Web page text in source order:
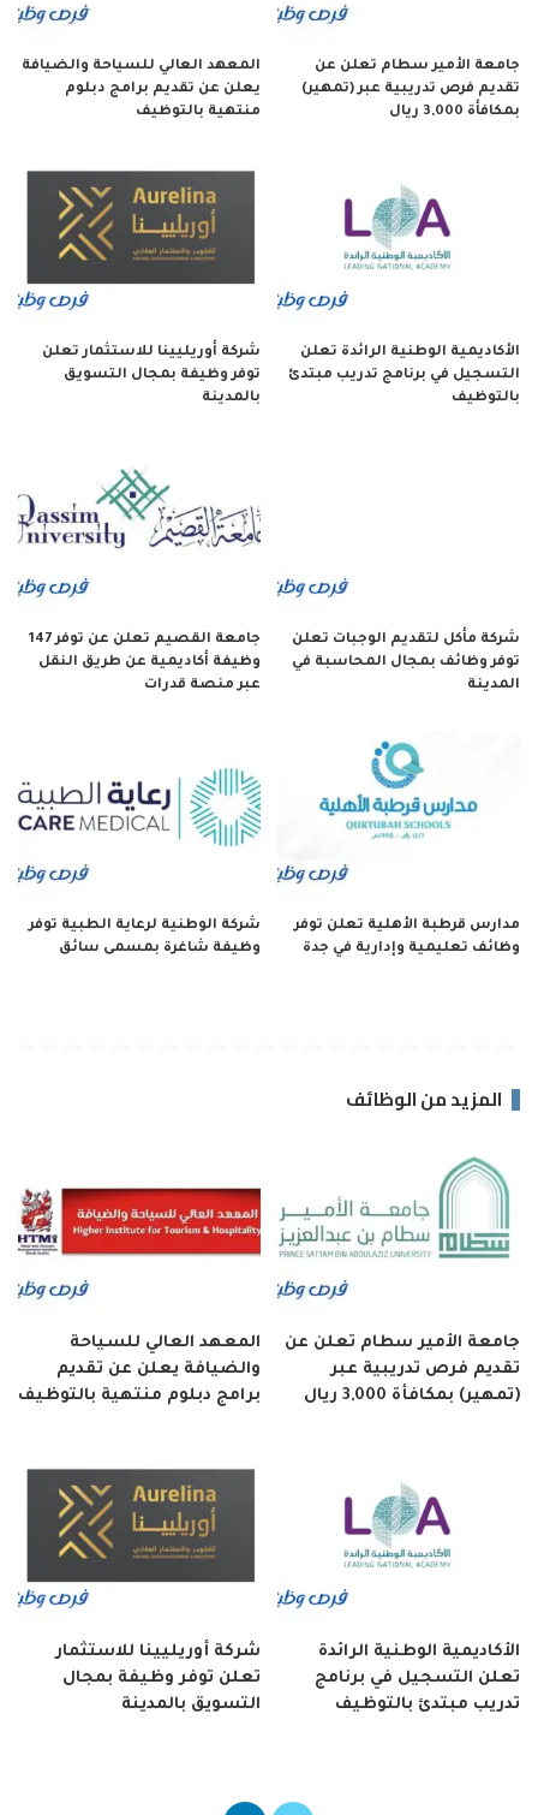
جامعة الأمير سطام تعلن عن
تقديم فرص تدريبية عبر (تمهير)
بمكافأة 3,000 ريال
المعهد العالي للسياحة والضيافة
يعلن عن تقديم برامج دبلوم
منتهية بالتوظيف
الأكاديمية الوطنية الرائدة تعلن
التسجيل في برنامج تدريب مبتدئ
بالتوظيف
شركة أوريليينا للاستثمار تعلن
توفر وظيفة بمجال التسويق
بالمدينة
شركة مأكل لتقديم الوجبات تعلن
توفر وظائف بمجال المحاسبة في
المدينة
جامعة القصيم تعلن عن توفر 147
وظيفة أكاديمية عن طريق النقل
عبر منصة قدرات
مدارس قرطبة الأهلية تعلن توفر
وظائف تعليمية وإدارية في جدة
شركة الوطنية لرعاية الطبية توفر
وظيفة شاغرة بمسمى سائق
المزيد من الوظائف
جامعة الأمير سطام تعلن عن
تقديم فرص تدريبية عبر
(تمهير) بمكافأة 3,000 ريال
المعهد العالي للسياحة
والضيافة يعلن عن تقديم
برامج دبلوم منتهية بالتوظيف
الأكاديمية الوطنية الرائدة
تعلن التسجيل في برنامج
تدريب مبتدئ بالتوظيف
شركة أوريليينا للاستثمار
تعلن توفر وظيفة بمجال
التسويق بالمدينة